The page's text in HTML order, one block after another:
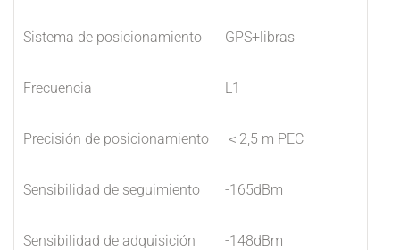
Sistema de posicionamiento GPS+libras
Frecuencia L1
Precisión de posicionamiento ＜2,5 m PEC
Sensibilidad de seguimiento -165dBm
Sensibilidad de adquisición -148dBm